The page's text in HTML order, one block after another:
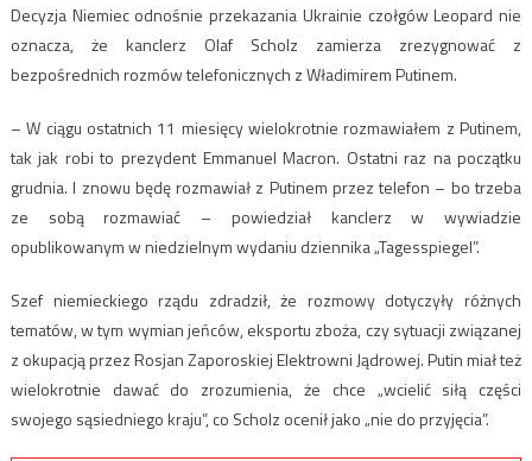
Decyzja Niemiec odnośnie przekazania Ukrainie czołgów Leopard nie
oznacza, że kanclerz Olaf Scholz zamierza zrezygnować z
bezpośrednich rozmów telefonicznych z Władimirem Putinem.
– W ciągu ostatnich 11 miesięcy wielokrotnie rozmawiałem z Putinem,
tak jak robi to prezydent Emmanuel Macron. Ostatni raz na początku
grudnia. I znowu będę rozmawiał z Putinem przez telefon – bo trzeba
ze sobą rozmawiać – powiedział kanclerz w wywiadzie
opublikowanym w niedzielnym wydaniu dziennika „Tagesspiegel”.
Szef niemieckiego rządu zdradził, że rozmowy dotyczyły różnych
tematów, w tym wymian jeńców, eksportu zboża, czy sytuacji związanej
z okupacją przez Rosjan Zaporoskiej Elektrowni Jądrowej. Putin miał też
wielokrotnie dawać do zrozumienia, że chce „wcielić siłą części
swojego sąsiedniego kraju”, co Scholz ocenił jako „nie do przyjęcia”.